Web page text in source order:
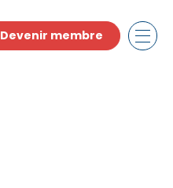
Devenir membre